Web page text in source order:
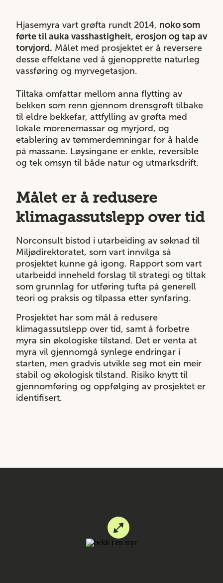
Hjasemyra vart grøfta rundt 2014, noko som
førte til auka vasshastigheit, erosjon og tap av
torvjord. Målet med prosjektet er å reversere
desse effektane ved å gjenopprette naturleg
vassføring og myrvegetasjon.
Tiltaka omfattar mellom anna flytting av
bekken som renn gjennom drensgrøft tilbake
til eldre bekkefar, attfylling av grøfta med
lokale morenemassar og myrjord, og
etablering av tømmerdemningar for å halde
på massane. Løysingane er enkle, reversible
og tek omsyn til både natur og utmarksdrift.
Målet er å redusere
klimagassutslepp over tid
Norconsult bistod i utarbeiding av søknad til
Miljødirektoratet, som vart innvilga så
prosjektet kunne gå igong. Rapport som vart
utarbeidd inneheld forslag til strategi og tiltak
som grunnlag for utføring tufta på generell
teori og praksis og tilpassa etter synfaring.
Prosjektet har som mål å redusere
klimagassutslepp over tid, samt å forbetre
myra sin økologiske tilstand. Det er venta at
myra vil gjennomgå synlege endringar i
starten, men gradvis utvikle seg mot ein meir
stabil og økologisk tilstand. Risiko knytt til
gjennomføring og oppfølging av prosjektet er
identifisert.